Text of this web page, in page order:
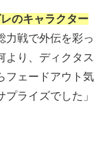
のキャラクター
力戦で外伝を彩っ
より、ディクタス
フェードアウト気
ライズでした」